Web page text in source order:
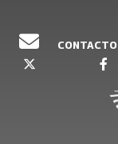
CONTACTO